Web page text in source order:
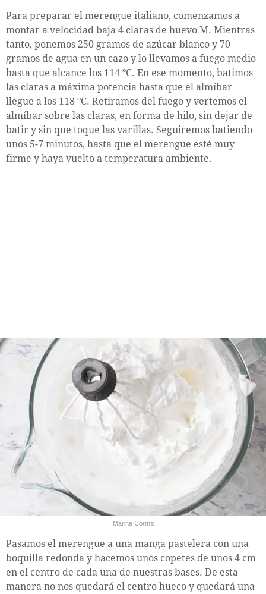
Para preparar el merengue italiano, comenzamos a
montar a velocidad baja 4 claras de huevo M. Mientras
tanto, ponemos 250 gramos de azúcar blanco y 70
gramos de agua en un cazo y lo llevamos a fuego medio
hasta que alcance los 114 ºC. En ese momento, batimos
las claras a máxima potencia hasta que el almíbar
llegue a los 118 ºC. Retiramos del fuego y vertemos el
almíbar sobre las claras, en forma de hilo, sin dejar de
batir y sin que toque las varillas. Seguiremos batiendo
unos 5-7 minutos, hasta que el merengue esté muy
firme y haya vuelto a temperatura ambiente.
Marina Corma
Pasamos el merengue a una manga pastelera con una
boquilla redonda y hacemos unos copetes de unos 4 cm
en el centro de cada una de nuestras bases. De esta
manera no nos quedará el centro hueco y quedará una